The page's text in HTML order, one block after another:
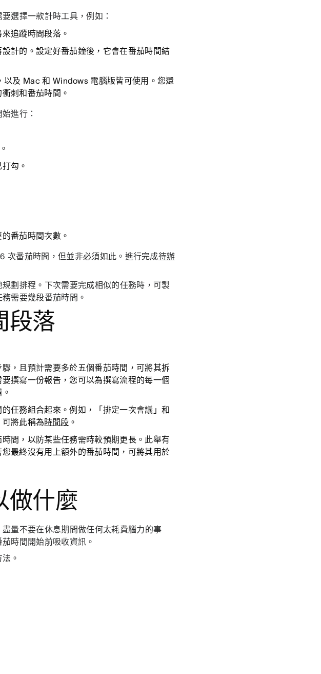
選擇一款計時工具，例如：
追蹤時間段落。
計的。設定好番茄鐘後，它會在番茄時間結
以及 Mac 和 Windows 電腦版皆可使用。您還
刺和番茄時間。
進行：
勾。
番茄時間次數。
次番茄時間，但並非必須如此。進行完成待辦
劃排程。下次需要完成相似的任務時，可製
需要幾段番茄時間。
段落
，且預計需要多於五個番茄時間，可將其拆
撰寫一份報告，您可以為撰寫流程的每一個
任務組合起來。例如，「排定一次會議」和
可將此稱為時間段 。
間，以防某些任務需時較預期更長。此舉有
最終沒有用上額外的番茄時間，可將其用於
做什麼
量不要在休息期間做任何太耗費腦力的事
時間開始前吸收資訊。
。